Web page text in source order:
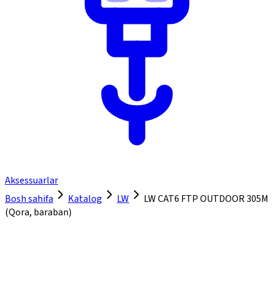
Aksessuarlar
Bosh sahifa
Katalog LW
LW CAT6 FTP OUTDOOR 305M
(Qora, baraban)